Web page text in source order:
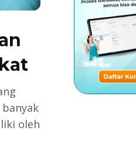
oleh